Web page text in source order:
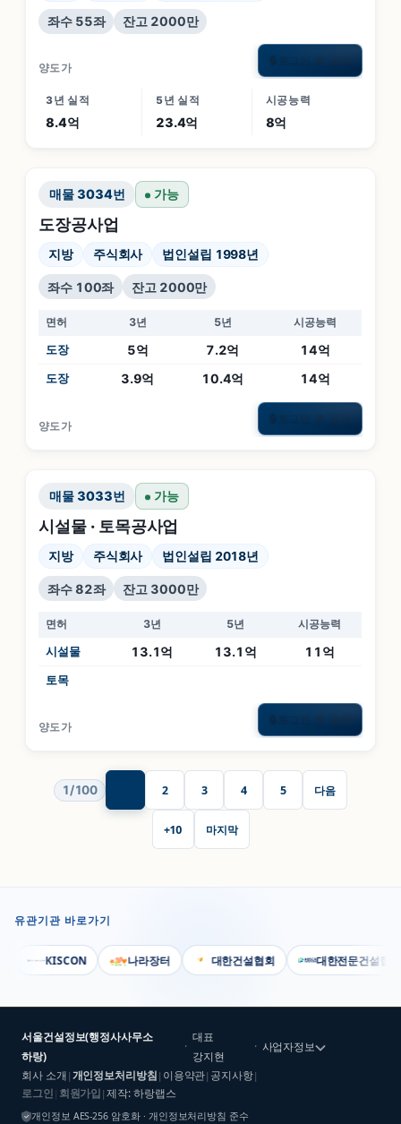
좌수 55좌 잔고 2000만
3년 실적
8.4억
5년 실적
23.4억
시공능력
8억
양도가
🔒 로그인 후 공개
매물 3034번 가능
도장공사업
지방 주식회사 법인설립 1998년
좌수 100좌 잔고 2000만
면허 3년 5년 시공능력
도장 5억 7.2억 14억
도장 3.9억 10.4억 14억
양도가
🔒 로그인 후 공개
매물 3033번 가능
시설물 · 토목공사업
지방 주식회사 법인설립 2018년
좌수 82좌 잔고 3000만
면허 3년 5년 시공능력
시설물 13.1억 13.1억 11억
토목
양도가
🔒 로그인 후 공개
1/100 2 3 4 5 다음
+10 마지막
유관기관 바로가기
KISCON 나라장터 대한건설협회 대한전문건설협회
서울건설정보(행정사사무소
하랑)
·
대표
강지현
· 사업자정보
회사 소개 | 개인정보처리방침 | 이용약관| 공지사항|
로그인 회원가입 |제작: 하랑랩스
개인정보 AES-256 암호화 · 개인정보처리방침 준수